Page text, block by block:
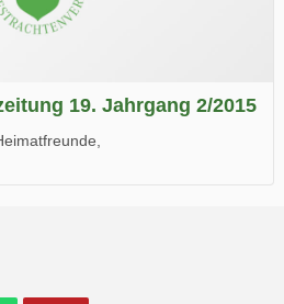
19. Jahrgang 2/2015